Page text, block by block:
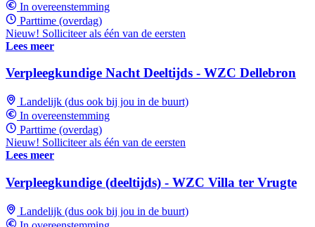
In overeenstemming
Parttime (overdag)
Nieuw! Solliciteer als één van de eersten
Lees meer
Verpleegkundige Nacht Deeltijds - WZC Dellebron
Landelijk (dus ook bij jou in de buurt)
In overeenstemming
Parttime (overdag)
Nieuw! Solliciteer als één van de eersten
Lees meer
Verpleegkundige (deeltijds) - WZC Villa ter Vrugte
Landelijk (dus ook bij jou in de buurt)